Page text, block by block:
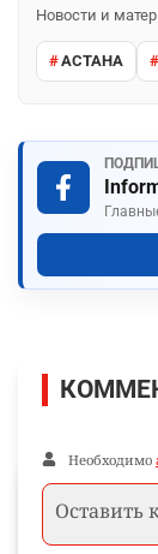
Новости и
АСТАНА
Необходимо